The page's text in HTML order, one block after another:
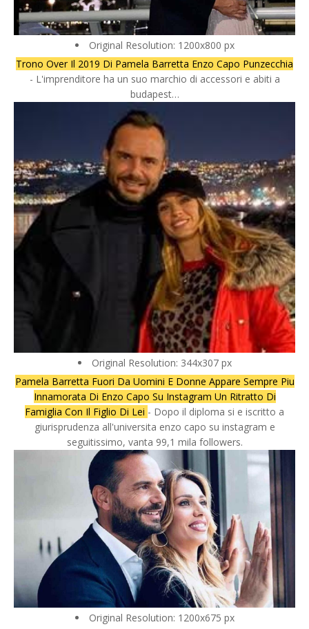
Original Resolution: 1200x800 px
Trono Over Il 2019 Di Pamela Barretta Enzo Capo Punzecchia
- L'imprenditore ha un suo marchio di accessori e abiti a
budapest…
Original Resolution: 344x307 px
Pamela Barretta Fuori Da Uomini E Donne Appare Sempre Piu
Innamorata Di Enzo Capo Su Instagram Un Ritratto Di
Famiglia Con Il Figlio Di Lei - Dopo il diploma si e iscritto a
giurisprudenza all'universita enzo capo su instagram e
seguitissimo, vanta 99,1 mila followers.
Original Resolution: 1200x675 px